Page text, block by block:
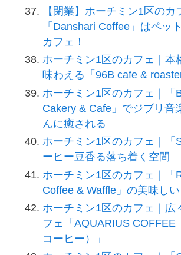
【閉業】ホーチミン1区のカ
「Danshari Coffee」はペッ
カフェ！
ホーチミン1区のカフェ｜本
味わえる「96B cafe &
ホーチミン1区のカフェ｜「
Cakery & Cafe」でジブリ音
んに癒される
ホーチミン1区のカフェ｜「
ーヒー豆香る落ち着く空間
ホーチミン1区のカフェ｜「
Coffee & Waffle」の美味し
ホーチミン1区のカフェ｜広
フェ「AQUARIUS COFFEE
コーヒー）」